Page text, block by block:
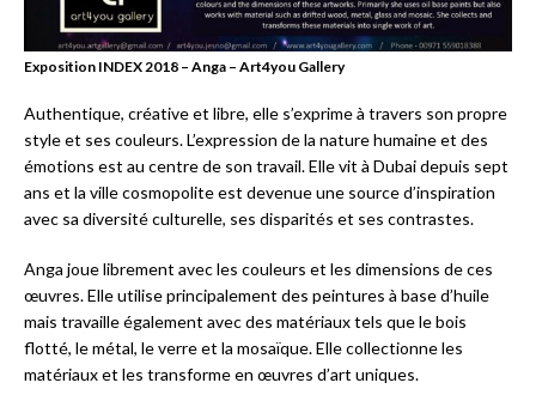
Exposition INDEX 2018 – Anga – Art4you Gallery
Authentique, créative et libre, elle s’exprime à travers son propre
style et ses couleurs. L’expression de la nature humaine et des
émotions est au centre de son travail. Elle vit à Dubai depuis sept
ans et la ville cosmopolite est devenue une source d’inspiration
avec sa diversité culturelle, ses disparités et ses contrastes.
Anga joue librement avec les couleurs et les dimensions de ces
œuvres. Elle utilise principalement des peintures à base d’huile
mais travaille également avec des matériaux tels que le bois
flotté, le métal, le verre et la mosaïque. Elle collectionne les
matériaux et les transforme en œuvres d’art uniques.